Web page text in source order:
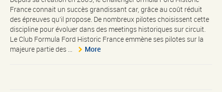
France connait un succès grandissant car, grâce au coût réduit
des épreuves qu’il propose. De nombreux pilotes choisissent cette
discipline pour évoluer dans des meetings historiques sur circuit.
Le Club Formula Ford Historic France emmène ses pilotes sur la
majeure partie des ...
More